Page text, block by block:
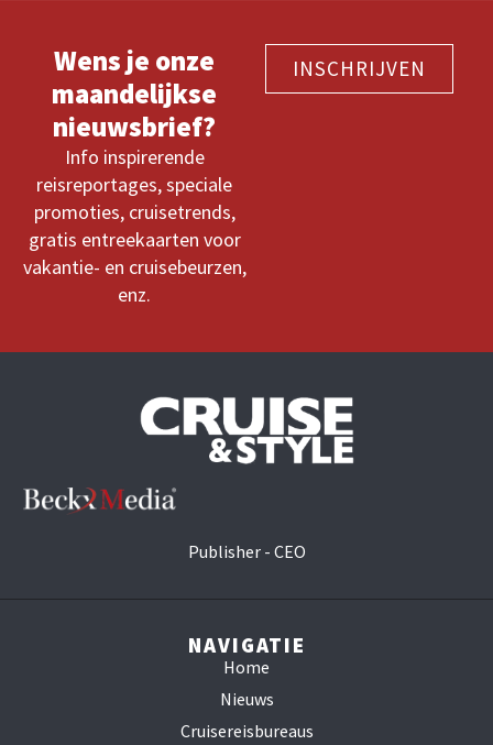
Wens je onze
maandelijkse
nieuwsbrief?
Info inspirerende
reisreportages, speciale
promoties, cruisetrends,
gratis entreekaarten voor
vakantie- en cruisebeurzen,
enz.
INSCHRIJVEN
Publisher - CEO
NAVIGATIE
Home
Nieuws
Cruisereisbureaus